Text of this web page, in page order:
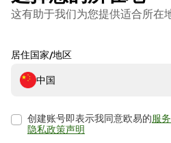
这有助于我们为您提供适合所在
居住国家/地区
中国
创建账号即表示我同意欧易的服
隐私政策声明